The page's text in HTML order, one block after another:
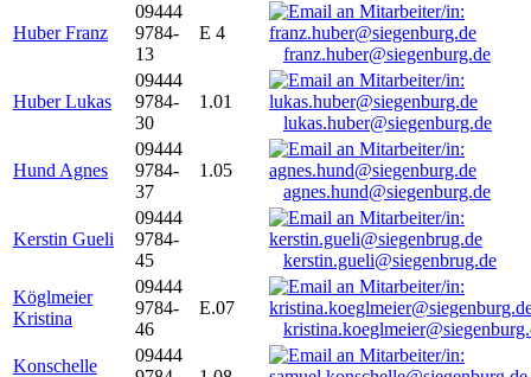
Huber Franz
09444
9784-
13
E 4
franz.huber@siegenburg.de
Huber Lukas
09444
9784-
30
1.01
lukas.huber@siegenburg.de
Hund Agnes
09444
9784-
37
1.05
agnes.hund@siegenburg.de
Kerstin Gueli
09444
9784-
45
kerstin.gueli@siegenbrug.de
Köglmeier
Kristina
09444
9784-
46
E.07
Konschelle
09444